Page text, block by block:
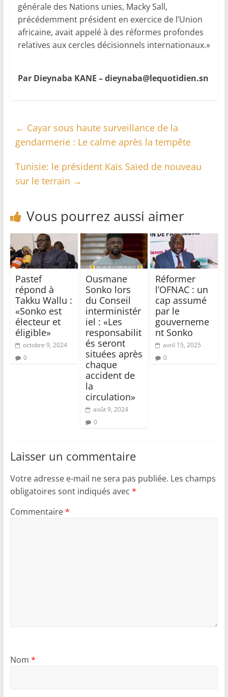
générale des Nations unies, Macky Sall,
précédemment président en exercice de l’Union
africaine, avait appelé à des réformes profondes
relatives aux cercles décisionnels internationaux.»
Par Dieynaba KANE –dieynaba@lequotidien.sn
← Cayar sous haute surveillance de la
gendarmerie : Le calme après la tempête
Tunisie: le président Kaïs Saïed de nouveau
sur le terrain →
Vous pourrez aussi aimer
Pastef
répond à
Takku Wallu :
«Sonko est
électeur et
éligible»
octobre 9, 2024
0
Ousmane
Sonko lors
du Conseil
interministér
iel : «Les
responsabilit
és seront
situées après
chaque
accident de
la
circulation»
août 9, 2024
0
Réformer
l’OFNAC : un
cap assumé
par le
gouverneme
nt Sonko
avril 15, 2025
0
Laisser un commentaire
Votre adresse e-mail ne sera pas publiée. Les champs
obligatoires sont indiqués avec *
Commentaire*
Nom *